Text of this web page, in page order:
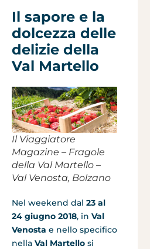
Il sapore e la
dolcezza delle
delizie della
Val Martello
Il Viaggiatore
Magazine – Fragole
della Val Martello –
Val Venosta, Bolzano
Nel weekend dal 23 al
24 giugno 2018, in Val
Venosta e nello specifico
nella Val Martello si